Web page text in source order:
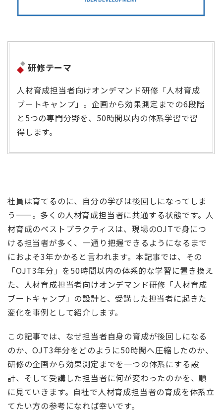
研修テーマ
人材育成担当者向けオンデマンド研修「人材育成
ブートキャンプ」。企画から効果測定までの6段階
と5つの専門分野を、50時間以内の体系学習で習
得します。
社員は育てるのに、自分の学びは後回しになってしま
う——。多くの人材育成担当者に共通する状態です。人
材育成のベストプラクティスは、現場のOJTで身につ
ける担当者が多く、一通り把握できるようになるまで
におよそ3年かかると言われます。本記事では、その
「OJT3年分」を50時間以内の体系的な学習に置き換え
た、人材育成担当者向けオンデマンド研修「人材育成
ブートキャンプ」の設計と、受講した担当者に起きた
変化を事例として紹介します。
この記事では、なぜ担当者自身の育成が後回しになる
のか、OJT3年分をどのように50時間へ圧縮したのか、
研修の企画から効果測定までを一つの体系にする設
計、そして受講した担当者に何が変わったのかを、順
に見ていきます。自社で人材育成担当者の育成を体系立
てたい方の参考になれば幸いです。